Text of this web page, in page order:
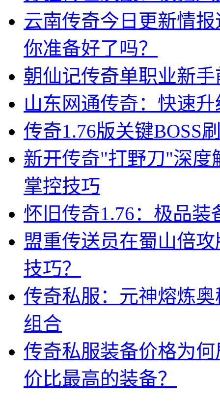
云南传奇今日更新情
你准备好了吗？
朝仙记传奇单职业新
山东网通传奇：快速
传奇1.76版关键BOSS
新开传奇"打野刀"深度
掌控技巧
怀旧传奇1.76：极品
盟重传送员在蜀山倍
技巧？
传奇私服：元神熔炼
组合
传奇私服装备价格为
价比最高的装备？